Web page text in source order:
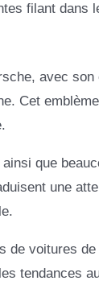
filant dans
avec
Cet
que
une
de voitures
tendances